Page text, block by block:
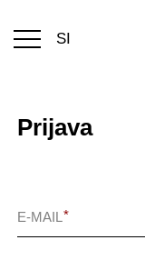
Menu
toggle
SI
Prijava
E-MAIL